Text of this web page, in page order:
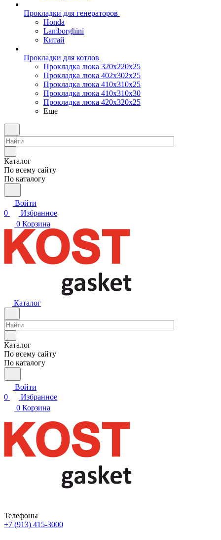
Прокладки для генераторов
Honda
Lamborghini
Китай
Прокладки для котлов
Прокладка люка 320x220x25
Прокладка люка 402x302x25
Прокладка люка 410x310x25
Прокладка люка 410х310х30
Прокладка люка 420x320x25
Еще
Каталог
По всему сайту
По каталогу
Войти
0
Избранное
0 Корзина
Каталог
Каталог
По всему сайту
По каталогу
Войти
0
Избранное
0 Корзина
Телефоны
+7 (913) 415-3000